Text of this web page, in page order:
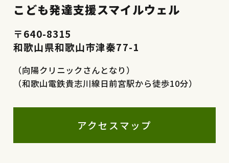
こども発達支援スマイルウェル
〒640-8315
和歌山県和歌山市津秦77-1
（向陽クリニックさんとなり）
（和歌山電鉄貴志川線日前宮駅から徒歩10分）
アクセスマップ